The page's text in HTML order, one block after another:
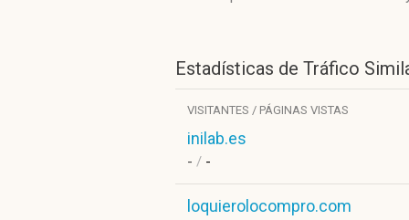
Estadísticas de Tráfico
VISITANTES / PÁGINAS VISTAS
inilab.es
- / -
loquierolocompro.com